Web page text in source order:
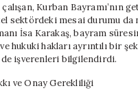
Kurban Bayramı’nın
sektördeki mesai durumu da
İsa Karakaş, bayram
hukuki hakları ayrıntılı bir
işverenleri bilgilendirdi.
ve Onay Gerekliliği